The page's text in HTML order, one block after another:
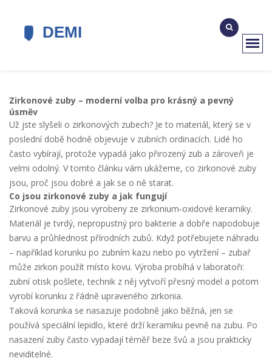
Zirkonové zuby – moderní volba pro krásný a pevný
úsměv
Už jste slyšeli o zirkonových zubech? Je to materiál, který se v
poslední době hodně objevuje v zubních ordinacích. Lidé ho
často vybírají, protože vypadá jako přirozený zub a zároveň je
velmi odolný. V tomto článku vám ukážeme, co zirkonové zuby
jsou, proč jsou dobré a jak se o ně starat.
Co jsou zirkonové zuby a jak fungují
Zirkonové zuby jsou vyrobeny ze zirkonium‑oxidové keramiky.
Materiál je tvrdý, nepropustný pro bakterie a dobře napodobuje
barvu a průhlednost přírodních zubů. Když potřebujete náhradu
– například korunku po zubním kazu nebo po vytržení – zubař
může zirkon použít místo kovu. Výroba probíhá v laboratoři:
zubní otisk pošlete, technik z něj vytvoří přesný model a potom
vyrobí korunku z řádně upraveného zirkonia.
Taková korunka se nasazuje podobně jako běžná, jen se
používá speciální lepidlo, které drží keramiku pevně na zubu. Po
nasazení zuby často vypadají téměř beze švů a jsou prakticky
neviditelné.